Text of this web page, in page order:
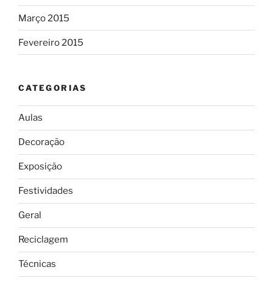
Março 2015
Fevereiro 2015
CATEGORIAS
Aulas
Decoração
Exposição
Festividades
Geral
Reciclagem
Técnicas